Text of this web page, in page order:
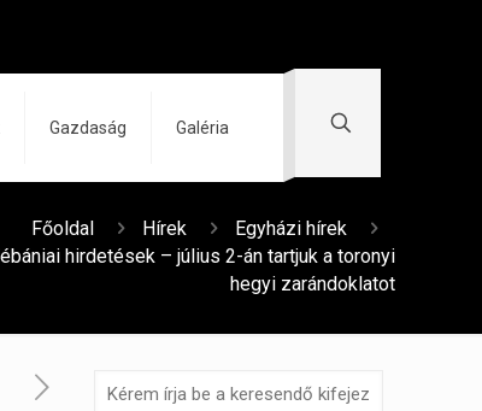
Gazdaság Galéria
Főoldal Hírek
Egyházi hírek
hirdetések – július 2-án tartjuk a toronyi
hegyi zarándoklatot